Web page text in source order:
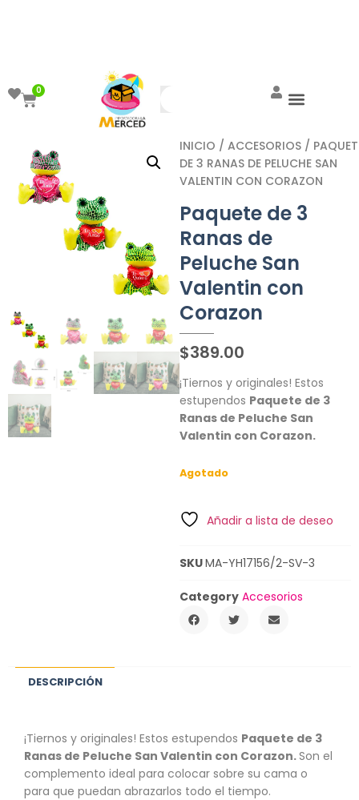
0
INICIO / ACCESORIOS /
DE 3 RANAS DE PELUCHE SAN
VALENTIN CON CORAZON
Paquete de 3
Ranas de
Peluche San
Valentin con
Corazon
$389.00
¡Tiernos y originales! Estos
estupendos Paquete de 3
Ranas de Peluche San
Valentin con Corazon.
Agotado
Añadir a lista de deseo
SKUMA-YH17156/2-SV-3
Category Accesorios
DESCRIPCIÓN
¡Tiernos y originales! Estos estupendos Paquete de 3
Ranas de Peluche San Valentin con Corazon.Son el
complemento ideal para colocar sobre su cama o
para que puedan abrazarlos todo el tiempo.